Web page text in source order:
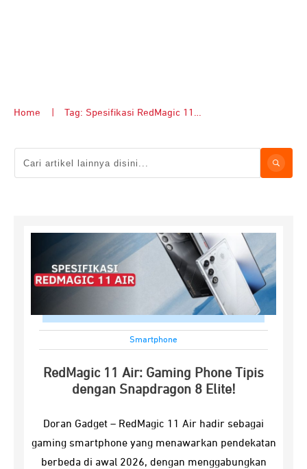
Home Tag: Spesifikasi RedMagic 11 Air
Smartphone
RedMagic 11 Air: Gaming Phone Tipis
dengan Snapdragon 8 Elite!
Doran Gadget – RedMagic 11 Air hadir sebagai
gaming smartphone yang menawarkan pendekatan
berbeda di awal 2026, dengan menggabungkan